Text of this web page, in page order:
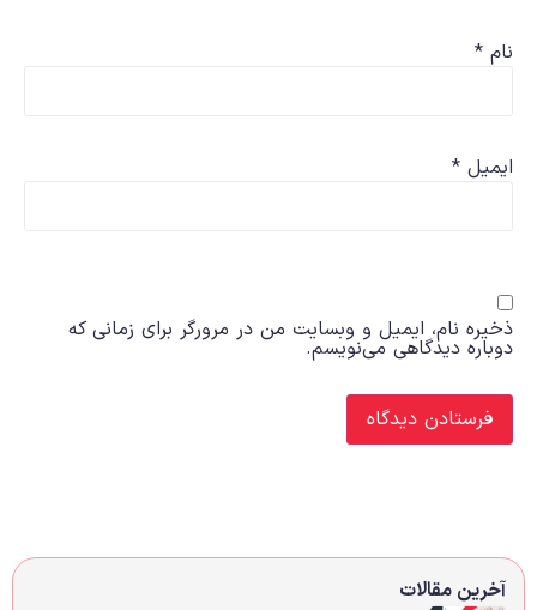
نام *
ایمیل *
ذخیره نام، ایمیل و وبسایت من در مرورگر برای زمانی که
دوباره دیدگاهی می‌نویسم.
آخرین مقالات